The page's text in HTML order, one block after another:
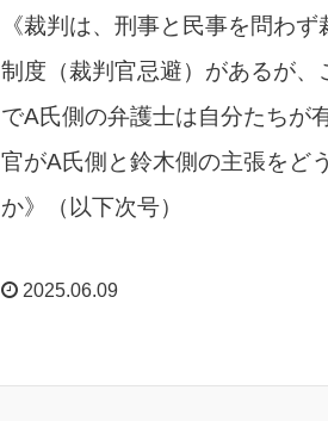
《裁判は、刑事と民事を問わ
制度（裁判官忌避）があるが、
でA氏側の弁護士は自分たちが
官がA氏側と鈴木側の主張をど
か》（以下次号）
2025.06.09